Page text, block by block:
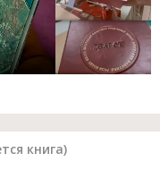
книга)